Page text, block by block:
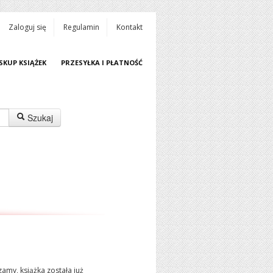
Zaloguj się Regulamin Kontakt
KSIĄŻEK PRZESYŁKA I PŁATNOŚĆ
Szukaj
książka została już